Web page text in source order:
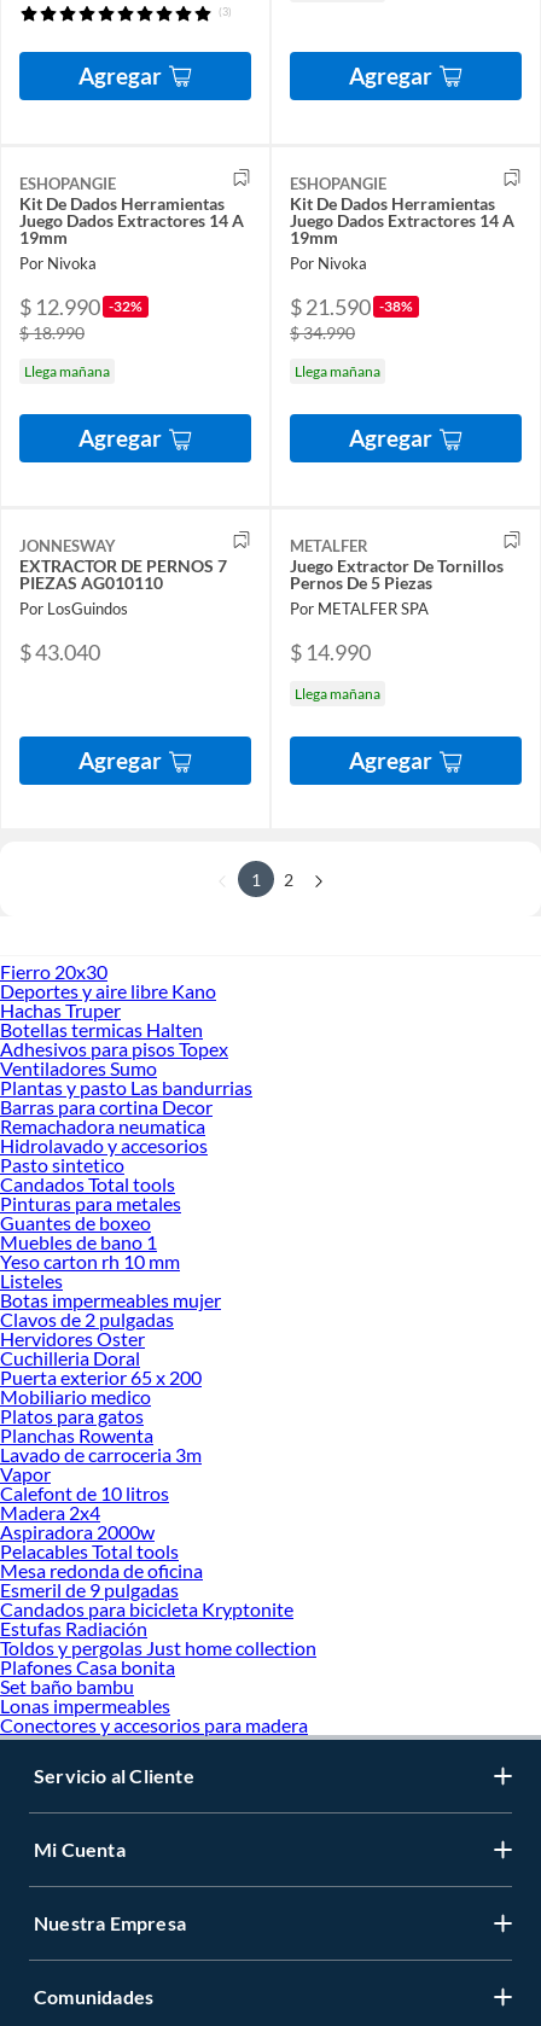
(3)
Agregar Agregar
ESHOPANGIE
Kit De Dados Herramientas
Juego Dados Extractores 14 A
19mm
Por Nivoka
$ 12.990 -32%
$ 18.990
Llega mañana
Agregar
ESHOPANGIE
Kit De Dados Herramientas
Juego Dados Extractores 14 A
19mm
Por Nivoka
$ 21.590 -38%
$ 34.990
Llega mañana
Agregar
JONNESWAY
EXTRACTOR DE PERNOS 7
PIEZAS AG010110
Por LosGuindos
$ 43.040
Agregar
METALFER
Juego Extractor De Tornillos
Pernos De 5 Piezas
Por METALFER SPA
$ 14.990
Llega mañana
Agregar
1 2
Fierro 20x30
Deportes y aire libre Kano
Hachas Truper
Botellas termicas Halten
Adhesivos para pisos Topex
Ventiladores Sumo
Plantas y pasto Las bandurrias
Barras para cortina Decor
Remachadora neumatica
Hidrolavado y accesorios
Pasto sintetico
Candados Total tools
Pinturas para metales
Guantes de boxeo
Muebles de bano 1
Yeso carton rh 10 mm
Listeles
Botas impermeables mujer
Clavos de 2 pulgadas
Hervidores Oster
Cuchilleria Doral
Puerta exterior 65 x 200
Mobiliario medico
Platos para gatos
Planchas Rowenta
Lavado de carroceria 3m
Vapor
Calefont de 10 litros
Madera 2x4
Aspiradora 2000w
Pelacables Total tools
Mesa redonda de oficina
Esmeril de 9 pulgadas
Candados para bicicleta Kryptonite
Estufas Radiación
Toldos y pergolas Just home collection
Plafones Casa bonita
Set baño bambu
Lonas impermeables
Conectores y accesorios para madera
Servicio al Cliente
Mi Cuenta
Nuestra Empresa
Comunidades